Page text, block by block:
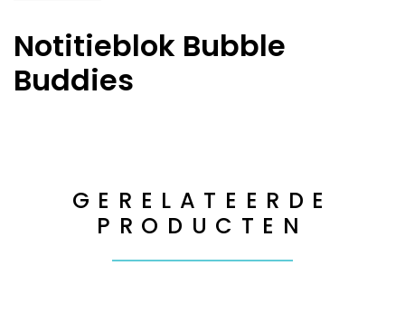
Notitieblok Bubble
Buddies
GERELATEERDE
PRODUCTEN